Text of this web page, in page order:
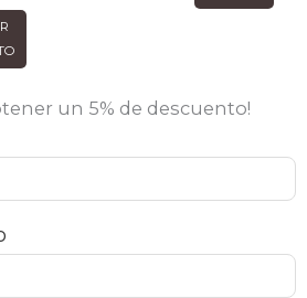
un 5% de descuento!